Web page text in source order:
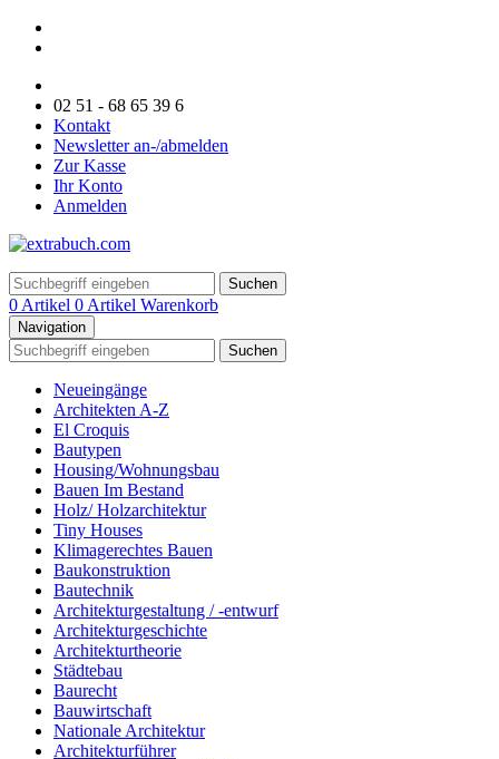
02 51 - 68 65 39 6
Kontakt
Newsletter an-/abmelden
Zur Kasse
Ihr Konto
Anmelden
Suchen
0 Artikel 0 Artikel Warenkorb
Navigation
Suchen
Neueingänge
Architekten A-Z
El Croquis
Bautypen
Housing/Wohnungsbau
Bauen Im Bestand
Holz/ Holzarchitektur
Tiny Houses
Klimagerechtes Bauen
Baukonstruktion
Bautechnik
Architekturgestaltung / -entwurf
Architekturgeschichte
Architekturtheorie
Städtebau
Baurecht
Bauwirtschaft
Nationale Architektur
Architekturführer